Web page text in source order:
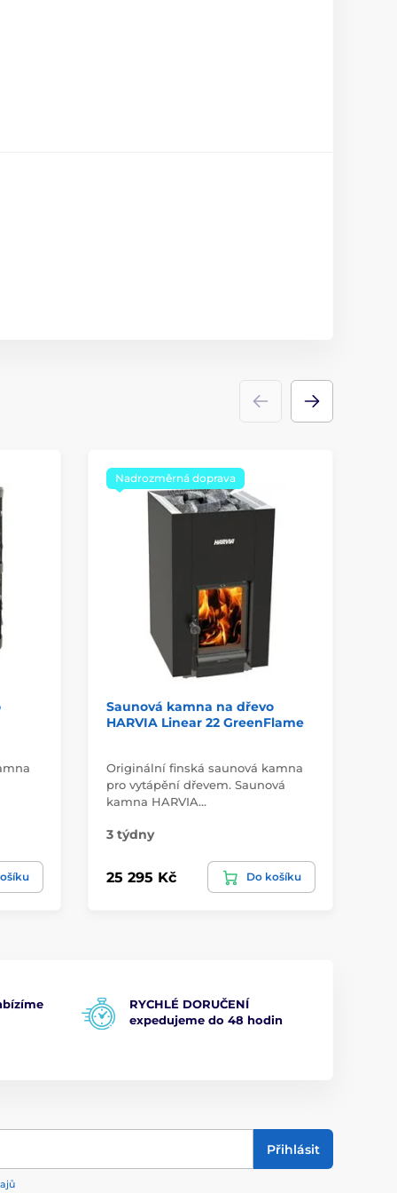
Nadrozměrná doprava
Saunová kamna na dřevo
HARVIA Linear 22 GreenFlame
Originální finská saunová kamna
pro vytápění dřevem. Saunová
kamna HARVIA…
3 týdny
25 295 Kč Do košíku
RYCHLÉ DORUČENÍ
expedujeme do 48 hodin
Přihlásit